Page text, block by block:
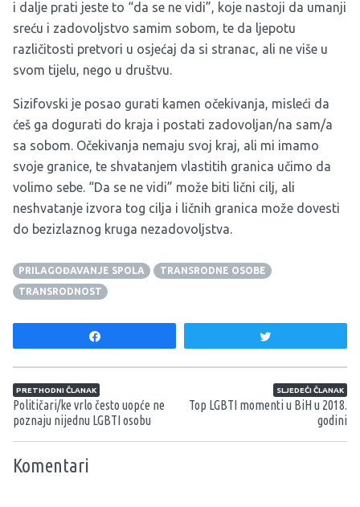
i dalje prati jeste to “da se ne vidi”, koje nastoji da umanji
sreću i zadovoljstvo samim sobom, te da ljepotu
različitosti pretvori u osjećaj da si stranac, ali ne više u
svom tijelu, nego u društvu.
Sizifovski je posao gurati kamen očekivanja, misleći da
ćeš ga dogurati do kraja i postati zadovoljan/na sam/a
sa sobom. Očekivanja nemaju svoj kraj, ali mi imamo
svoje granice, te shvatanjem vlastitih granica učimo da
volimo sebe. “Da se ne vidi” može biti lični cilj, ali
neshvatanje izvora tog cilja i ličnih granica može dovesti
do bezizlaznog kruga nezadovoljstva.
PRILAGOĐAVANJE SPOLA
TRANSRODNE OSOBE
TRANSRODNOST
Navigacija članaka
PRETHODNI ČLANAK
Političari/ke vrlo često uopće ne
poznaju nijednu LGBTI osobu
SLJEDEĆI ČLANAK
Top LGBTI momenti u BiH u 2018.
godini
Komentari